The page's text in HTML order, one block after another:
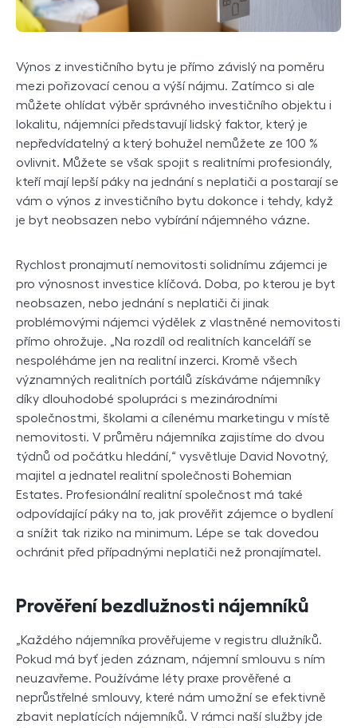
Výnos z investičního bytu je přímo závislý na poměru
mezi pořizovací cenou a výší nájmu. Zatímco si ale
můžete ohlídat výběr správného investičního objektu i
lokalitu, nájemníci představují lidský faktor, který je
nepředvídatelný a který bohužel nemůžete ze 100 %
ovlivnit. Můžete se však spojit s realitními profesionály,
kteří mají lepší páky na jednání s neplatiči a postarají se
vám o výnos z investičního bytu dokonce i tehdy, když
je byt neobsazen nebo vybírání nájemného vázne.
Rychlost pronajmutí nemovitosti solidnímu zájemci je
pro výnosnost investice klíčová. Doba, po kterou je byt
neobsazen, nebo jednání s neplatiči či jinak
problémovými nájemci výdělek z vlastněné nemovitosti
přímo ohrožuje. „Na rozdíl od realitních kanceláří se
nespoléháme jen na realitní inzerci. Kromě všech
významných realitních portálů získáváme nájemníky
díky dlouhodobé spolupráci s mezinárodními
společnostmi, školami a cílenému marketingu v místě
nemovitosti. V průměru nájemníka zajistíme do dvou
týdnů od počátku hledání,“ vysvětluje David Novotný,
majitel a jednatel realitní společnosti Bohemian
Estates. Profesionální realitní společnost má také
odpovídající páky na to, jak prověřit zájemce o bydlení
a snížit tak riziko na minimum. Lépe se tak dovedou
ochránit před případnými neplatiči než pronajímatel.
Prověření bezdlužnosti nájemníků
„Každého nájemníka prověřujeme v registru dlužníků.
Pokud má byť jeden záznam, nájemní smlouvu s ním
neuzavřeme. Používáme léty praxe prověřené a
neprůstřelné smlouvy, které nám umožní se efektivně
zbavit neplatících nájemníků. V rámci naší služby jde